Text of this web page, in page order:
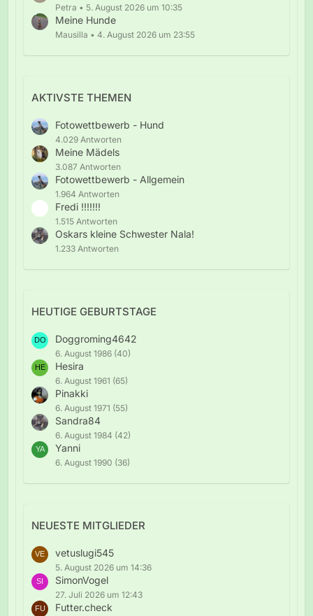
Petra 5. August 2026 um 10:35
Meine Hunde
Mausilla 4. August 2026 um 23:55
AKTIVSTE THEMEN
Fotowettbewerb - Hund
4.029 Antworten
Meine Mädels
3.087 Antworten
Fotowettbewerb - Allgemein
1.964 Antworten
Fredi !!!!!!!
1.515 Antworten
Oskars kleine Schwester Nala!
1.233 Antworten
HEUTIGE GEBURTSTAGE
Doggroming4642
6. August 1986 (40)
Hesira
6. August 1961 (65)
Pinakki
6. August 1971 (55)
Sandra84
6. August 1984 (42)
Yanni
6. August 1990 (36)
NEUESTE MITGLIEDER
vetuslugi545
5. August 2026 um 14:36
SimonVogel
27. Juli 2026 um 12:43
Futter.check